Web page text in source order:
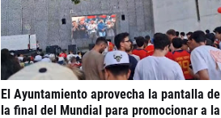
El Ayuntamiento aprovecha la pantalla de
la final del Mundial para promocionar a la